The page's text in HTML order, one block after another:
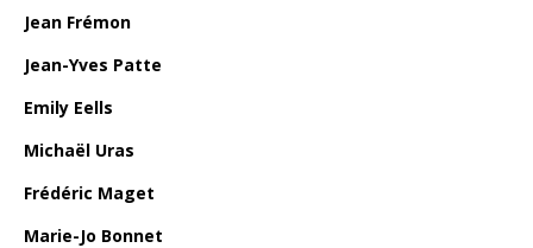
Jean Frémon
Jean-Yves Patte
Emily Eells
Michaël Uras
Frédéric Maget
Marie-Jo Bonnet